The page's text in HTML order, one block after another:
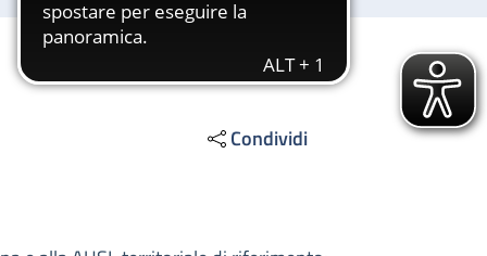
Condividi